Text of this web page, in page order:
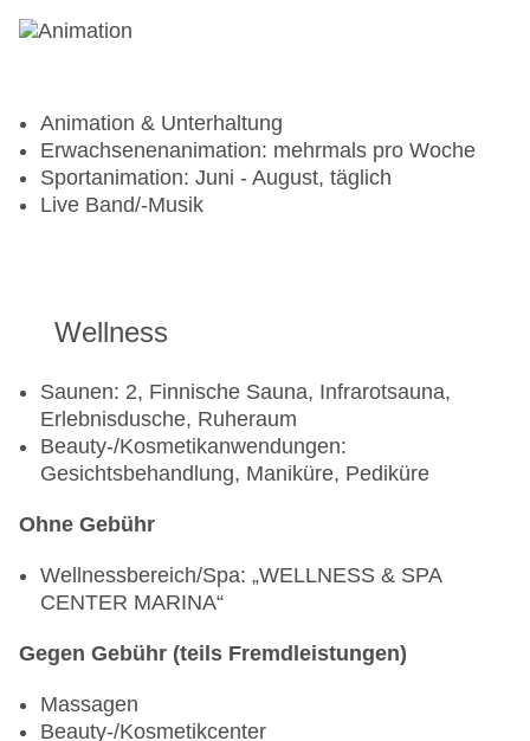
Animation & Unterhaltung
Erwachsenenanimation: mehrmals pro Woche
Sportanimation: Juni - August, täglich
Live Band/-Musik
Wellness
Saunen: 2, Finnische Sauna, Infrarotsauna,
Erlebnisdusche, Ruheraum
Beauty-/Kosmetikanwendungen:
Gesichtsbehandlung, Maniküre, Pediküre
Ohne Gebühr
Wellnessbereich/Spa: „WELLNESS & SPA
CENTER MARINA“
Gegen Gebühr (teils Fremdleistungen)
Massagen
Beauty-/Kosmetikcenter